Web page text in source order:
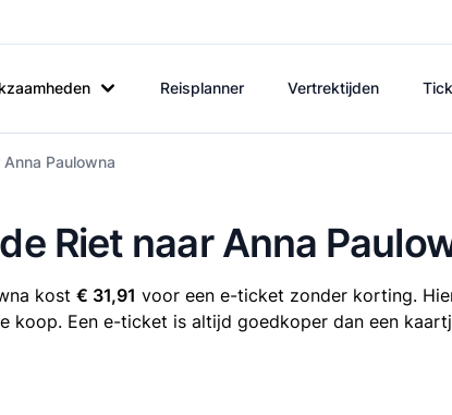
Reisplanner Vertrektijden
Paulowna
Riet naar Anna
kost € 31,91 voor een e-ticket zonder korting.
koop. Een e-ticket is altijd goedkoper dan een